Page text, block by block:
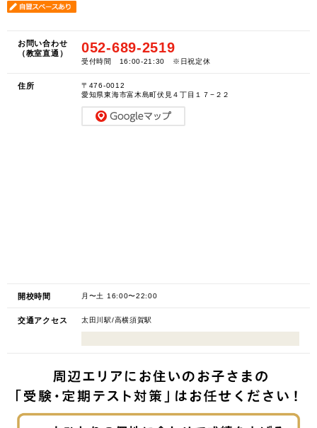
お問い合わせ
（教室直通）
052-689-2519
受付時間 16:00-21:30 ※日祝定休
住所
〒476-0012
愛知県東海市富木島町伏見４丁目１７−２２
開校時間 月〜土 16:00〜22:00
交通アクセス 太田川駅/高横須賀駅